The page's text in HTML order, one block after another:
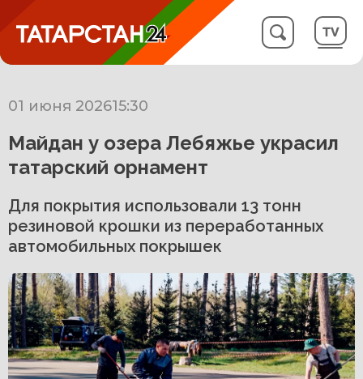
01 июня 202615:30
Майдан у озера Лебяжье украсил
татарский орнамент
Для покрытия использовали 13 тонн
резиновой крошки из переработанных
автомобильных покрышек